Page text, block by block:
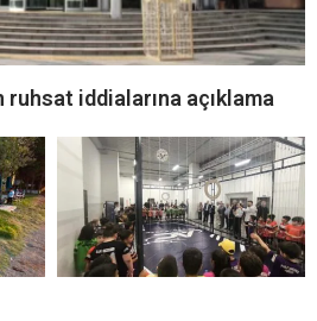
ruhsat iddialarına açıklama